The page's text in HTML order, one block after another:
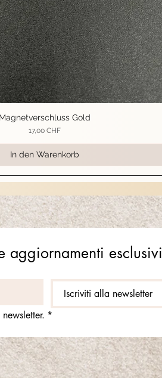
Schnellansicht
Magnetverschluss Gold
Preis
17,00 CHF
In den Warenkorb
aggiornamenti esclusivi
Iscriviti alla newsletter
*